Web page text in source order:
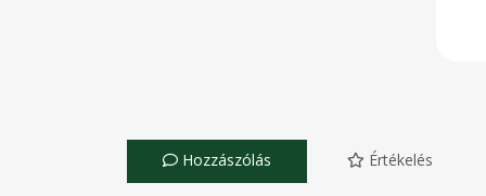
Hozzászólás Értékelés